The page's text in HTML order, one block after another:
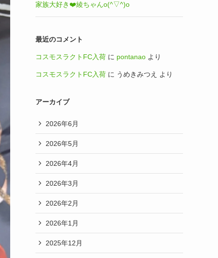
家族大好き❤️綾ちゃんo(^▽^)o
最近のコメント
コスモスラクトFC入荷 に pontanao より
コスモスラクトFC入荷 に うめきみつえ より
アーカイブ
2026年6月
2026年5月
2026年4月
2026年3月
2026年2月
2026年1月
2025年12月